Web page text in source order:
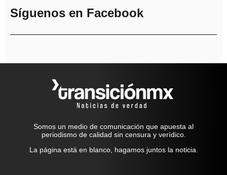
Síguenos en Facebook
Somos un medio de comunicación que apuesta al
periodismo de calidad sin censura y verídico.
La página está en blanco, hagamos juntos la noticia.